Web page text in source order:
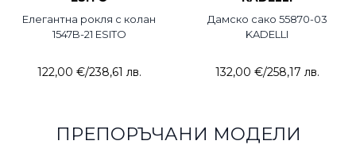
Елегантна рокля с колан
1547B-21 ESITO
122,00 €/238,61 лв.
Дамско сако 55870-03
KADELLI
132,00 €/258,17 лв.
ПРЕПОРЪЧАНИ МОДЕЛИ